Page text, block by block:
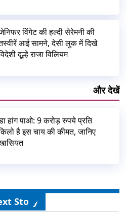
विंगेट की हल्दी सेरेमनी की
आई सामने, देसी लुक में दिखे
दूल्हे राजा विलियम
और देखें
हांग पाओ: 9 करोड़ रुपये प्रति
है इस चाय की कीमत, जानिए
Story